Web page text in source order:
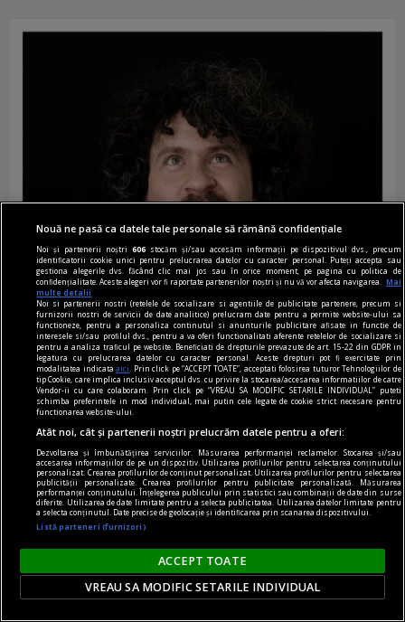
poemul săptămînii
dragostea, regim urban
Poate pentru că dimineața am intrat la loc în
mine
Constantin VICĂ
Nouă ne pasă ca datele tale personale să rămână confidențiale
Noi și partenerii noștri606 stocăm și/sau accesăm informații pe dispozitivul dvs., precum
identificatorii cookie unici pentru prelucrarea datelor cu caracter personal. Puteți accepta sau
gestiona alegerile dvs. făcând clic mai jos sau în orice moment, pe pagina cu politica de
confidențialitate. Aceste alegeri vor fi raportate partenerilor noștri și nu vă vor afecta navigarea.
Mai
multe detalii
Noi si partenerii nostri (retelele de socializare si agentiile de publicitate partenere, precum si
furnizorii nostri de servicii de date analitice) prelucram date pentru a permite website-ului sa
functioneze, pentru a personaliza continutul si anunturile publicitare afisate in functie de
interesele si/sau profilul dvs., pentru a va oferi functionalitati aferente retelelor de socializare si
pentru a analiza traficul pe website. Beneficiati de drepturile prevazute de art. 15-22 din GDPR in
legatura cu prelucrarea datelor cu caracter personal. Aceste drepturi pot fi exercitate prin
modalitatea indicataaici
. Prin click pe “ACCEPT TOATE”, acceptati folosirea tuturor Tehnologiilor de
tip Cookie, care implica inclusiv acceptul dvs. cu privire la stocarea/accesarea informatiilor de catre
Vendor-ii cu care colaboram. Prin click pe “VREAU SA MODIFIC SETARILE INDIVIDUAL” puteti
schimba preferintele in mod individual, mai putin cele legate de cookie strict necesare pentru
functionarea website-ului.
Atât noi, cât și partenerii noștri prelucrăm datele pentru a oferi:
Dezvoltarea și îmbunătățirea serviciilor. Măsurarea performanței reclamelor. Stocarea și/sau
accesarea informațiilor de pe un dispozitiv. Utilizarea profilurilor pentru selectarea conținutului
personalizat. Crearea profilurilor de conținut personalizat. Utilizarea profilurilor pentru selectarea
publicității personalizate. Crearea profilurilor pentru publicitate personalizată. Măsurarea
performanței conținutului. Înțelegerea publicului prin statistici sau combinații de date din surse
diferite. Utilizarea de date limitate pentru a selecta publicitatea. Utilizarea datelor limitate pentru
a selecta conținutul. Date precise de geolocație și identificarea prin scanarea dispozitivului.
Listă parteneri (furnizori)
ACCEPT TOATE
VREAU SA MODIFIC SETARILE INDIVIDUAL